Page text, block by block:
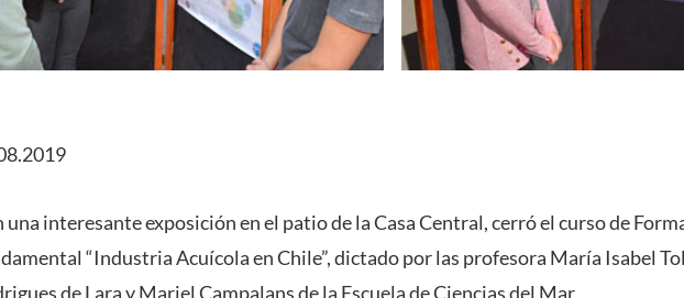
una interesante exposición en el patio de la Casa Central, cerró el curso de
“Industria Acuícola en Chile”, dictado por las profesora María Isabel
de Lara y Mariel Campalans de la Escuela de Ciencias del Mar.